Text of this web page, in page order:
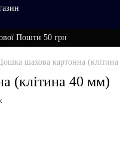
Пошти 50 грн
шахова картонна
(клітина 40 мм)